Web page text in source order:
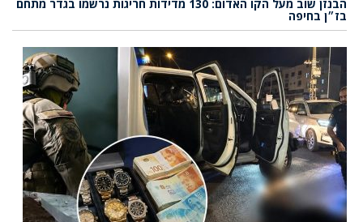
הבנזן שוב מעל הקו האדום: 130 מדידות חריגות נרשמו בגדר מתחם
בז״ן בחיפה